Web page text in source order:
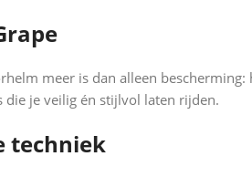
meer is dan alleen
die je veilig én stijlvol laten rijden.
techniek